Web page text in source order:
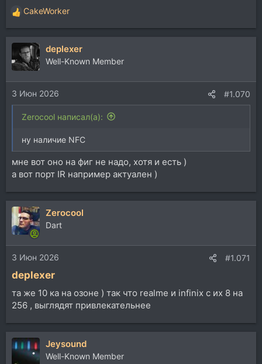
Р
е
а
ц
и
и
:
CakeWorker
deplexer
Well-Known Member
3 Июн 2026 #1.070
Zerocool написал(а):
ну наличие NFC
мне вот оно на фиг не надо, хотя и есть )
а вот порт IR например актуален )
Zerocool
Dart
3 Июн 2026 #1.071
deplexer
та же 10 ка на озоне ) так что realme и infinix с их 8 на
256 , выглядят привлекательнее
Jeysound
Well-Known Member